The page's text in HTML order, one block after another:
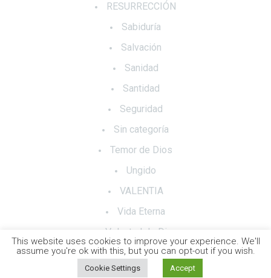
RESURRECCIÓN
Sabiduría
Salvación
Sanidad
Santidad
Seguridad
Sin categoría
Temor de Dios
Ungido
VALENTIA
Vida Eterna
Voluntad de Dios
This website uses cookies to improve your experience. We'll
assume you're ok with this, but you can opt-out if you wish.
Cookie Settings Accept